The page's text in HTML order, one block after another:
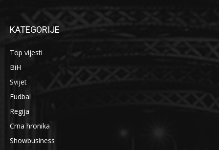
KATEGORIJE
Top vijesti
BiH
Svijet
Fudbal
Regija
Crna hronika
Showbusiness